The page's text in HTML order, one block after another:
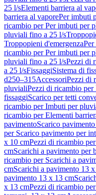
25 l/sElementi barriera al
barriera al vaporePer imbuti
ricambio per Per imbuti per
pluviali fino a 25 l/s
Troppopieni d'emergenza
ricambio per Per imbuti per
pluviali fino a 25 l/sPezzi di
a 25 l/sFissaggiSistema di
d250–315AccessoriPezzi di
pluvialiPezzi di ricambio
fissaggiScarico per tetti
ricambio per Imbuti per
ricambio per Elementi
pavimentoScarico
per Scarico pavimento per
x 10 cmPezzi di ricambio
cmScarichi a pavimento per
ricambio per Scarichi a
cmScarichi a pavimento 13
pavimento 13 x 13 cm
x 13 cmPezzi di ricambio